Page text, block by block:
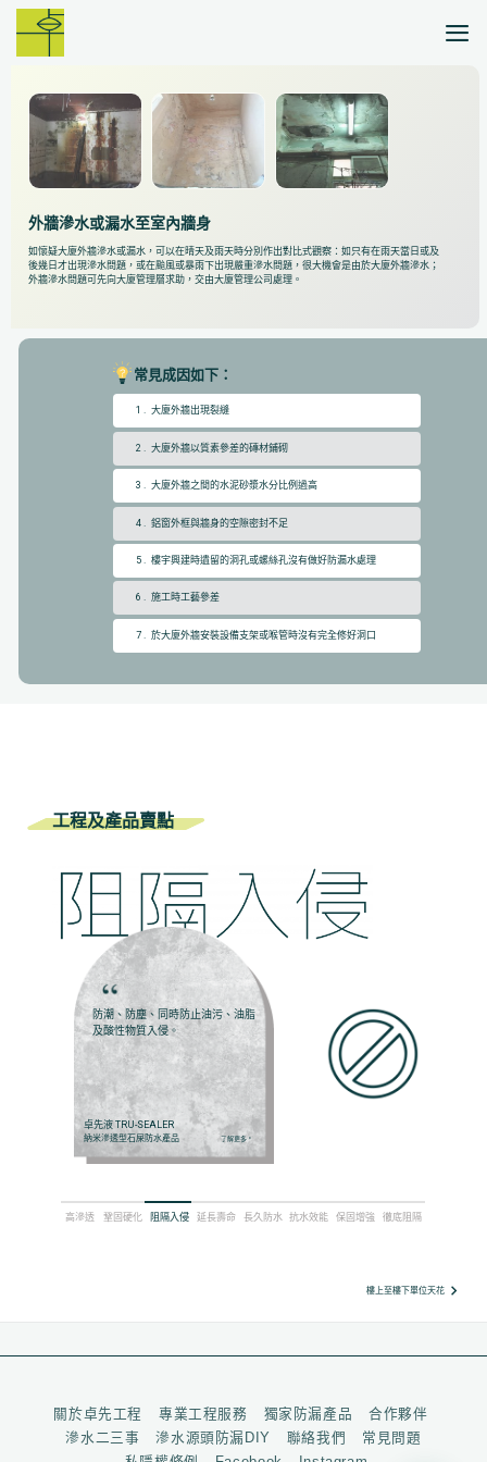
Skip
6 . 施工時工藝參差
外牆滲水或漏水至室內牆身
如懷疑大廈外牆滲水或漏水，可以在晴天及雨天時分別作出對比式觀察：如只有在雨天當日或及
後幾日才出現滲水問題，或在颱風或暴雨下出現嚴重滲水問題，很大機會是由於大廈外牆滲水；
外牆滲水問題可先向大廈管理層求助，交由大廈管理公司處理。
常見成因如下：
1 . 大廈外牆出現裂縫
2 . 大廈外牆以質素參差的磚材鋪砌
3 . 大廈外牆之間的水泥砂漿水分比例過高
4 . 鋁窗外框與牆身的空隙密封不足
5 . 樓宇興建時遺留的洞孔或螺絲孔沒有做好防漏水處理
7 . 於大廈外牆安裝設備支架或喉管時沒有完全修好洞口
納米滲透型石屎防水產品
工程及產品賣點
防潮、防塵、同時防止油污、油脂
及酸性物質入侵。
卓先液 TRU-SEALER
了解更多 arrow_right
樓上至樓下單位天花 keyboard_arrow_right
阻隔入侵
鞏固硬化
高滲透 延長壽命 長久防水 抗水效能 保固增強 徹底阻隔
關於卓先工程 專業工程服務 獨家防漏產品
合作夥伴
滲水二三事
滲水源頭防漏DIY 聯絡我們
常見問題